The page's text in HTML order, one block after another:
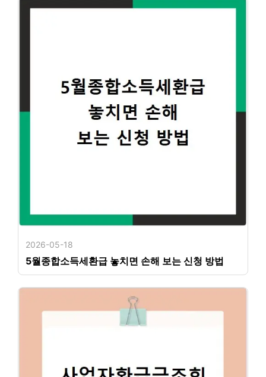
2026-05-18
5월종합소득세환급 놓치면 손해 보는 신청 방법